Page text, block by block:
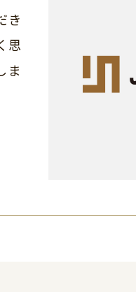
き
思
ま